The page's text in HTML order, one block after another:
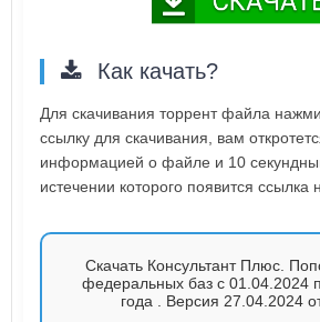
Как качать?
Для скачивания торрент файла
ссылку для скачивания, вам
информацией о файле и 10
истечении которого появится ссылка
Скачать Консультант Плюс.
федеральных баз с 01.04.2024
года . Версия 27.04.2024